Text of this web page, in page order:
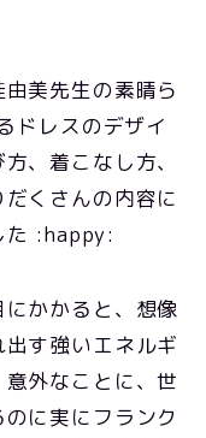
美先生の素晴ら
ドレスのデザイ
、着こなし方、
くさんの内容に
た :happy:
かかると、想像
す強いエネルギ
外なことに、世
に実にフランク